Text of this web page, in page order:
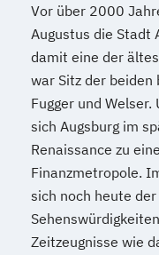
Vor über 2000
Augustus die Stadt
damit eine der
war Sitz der
Fugger und
sich Augsburg im
Renaissance zu
Finanzmetropole.
sich noch heute
Zeitzeugnisse wie